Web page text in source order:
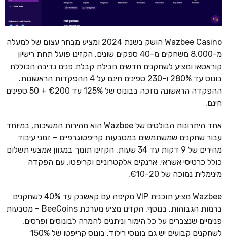
Wazbee Casino הושק בשנת 2024 ומציע מבחר עצום של למעלה
מ-8,000 משחקים מ-40 ספקים שונים. הקזינו פועל תחת רישיון
קוראסאו ומציע לשחקנים חדשים חבילת קבלת פנים נדיבה הכוללת
בונוס עד 280% ו-230 ספינים חינם על 4 ההפקדות הראשונות.
ההפקדה הראשונה מזכה בבונוס של 125% עד €200 + 50 ספינים
חינם.
אחד היתרונות הבולטים של Wazbee הוא מהירות המשיכות, במיוחד
עבור שחקנים שמשתמשים במטבעות קריפטוגרפיים – זמני עיבוד
מהירים של 9 דקות עד 34 שעות. הקזינו תומך במגוון אמצעי תשלום
כולל כרטיסי אשראי, ארנקים אלקטרוניים וקריפטו, עם הפקדה
מינימלית נמוכה של €10-20.
Wazbee מציע תוכנית VIP מקיפה עם קאשבק עד 40% לשחקנים
ברמות הגבוהות. בנוסף, הקזינו מציע מערכת BeeCoins – מטבעות
פנימיים שנצברים על כל הימור וניתנים להמרה לבונוסים ופרסים.
לשחקנים קבועים יש גם בונוסי רילוד, בונוס קריפטו של 150%